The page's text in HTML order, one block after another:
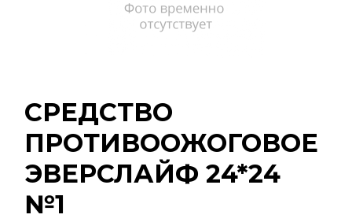
СРЕДСТВО
ПРОТИВООЖОГОВОЕ
ЭВЕРСЛАЙФ 24*24
№1